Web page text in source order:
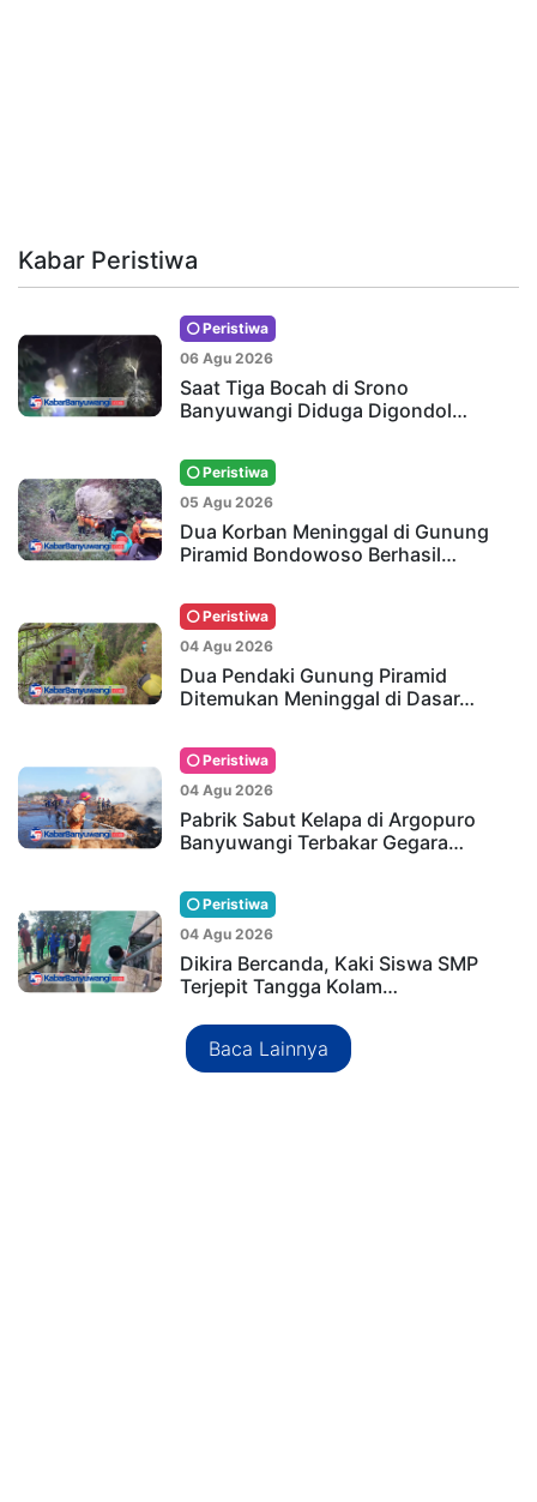
Kabar Peristiwa
Peristiwa
06 Agu 2026
Saat Tiga Bocah di Srono
Banyuwangi Diduga Digondol…
Peristiwa
05 Agu 2026
Dua Korban Meninggal di Gunung
Piramid Bondowoso Berhasil…
Peristiwa
04 Agu 2026
Dua Pendaki Gunung Piramid
Ditemukan Meninggal di Dasar…
Peristiwa
04 Agu 2026
Pabrik Sabut Kelapa di Argopuro
Banyuwangi Terbakar Gegara…
Peristiwa
04 Agu 2026
Dikira Bercanda, Kaki Siswa SMP
Terjepit Tangga Kolam…
Baca Lainnya